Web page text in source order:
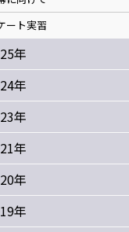
ート実習
年
年
年
年
年
年